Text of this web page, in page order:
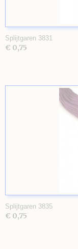
Splijtgaren 3831
€ 0,75
Splijtgaren 3835
€ 0,75